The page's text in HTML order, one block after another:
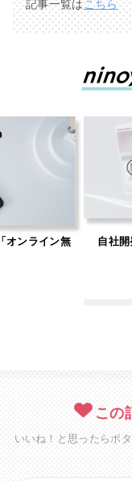
記事一覧はこちら
オンライン無
自社
この
いいね！と思ったらボ